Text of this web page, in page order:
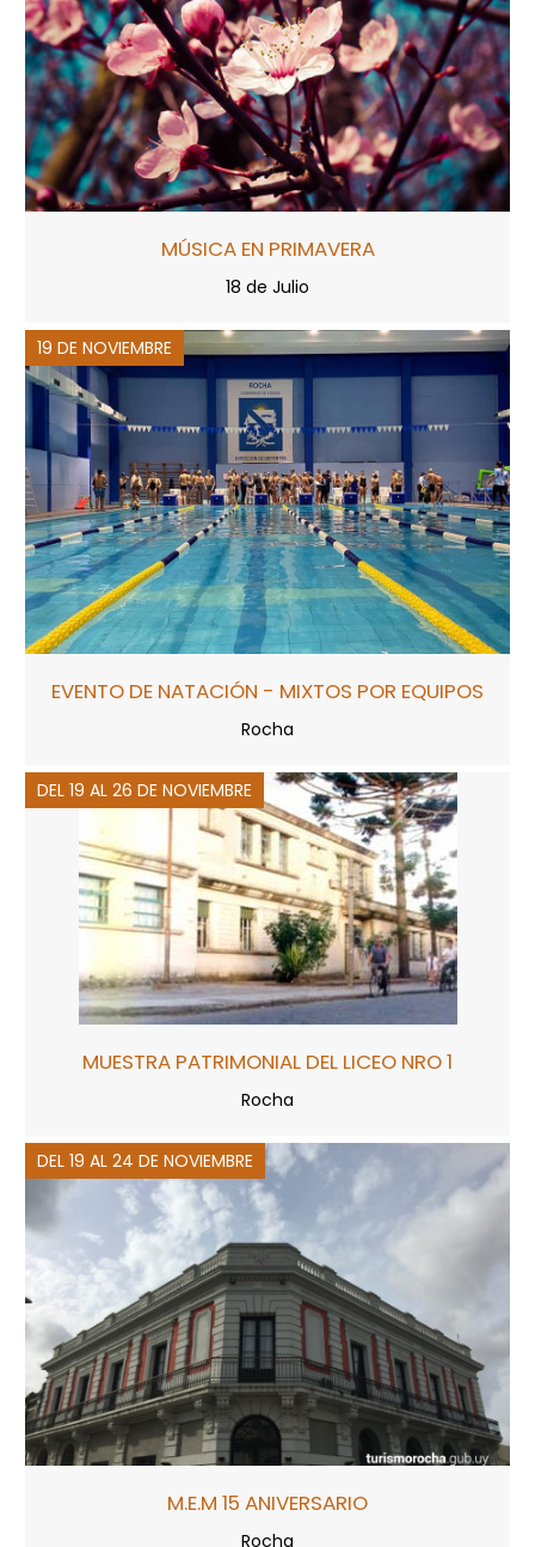
MÚSICA EN PRIMAVERA
18 de Julio
19 DE NOVIEMBRE
EVENTO DE NATACIÓN - MIXTOS POR EQUIPOS
Rocha
DEL 19 AL 26 DE NOVIEMBRE
MUESTRA PATRIMONIAL DEL LICEO NRO 1
Rocha
DEL 19 AL 24 DE NOVIEMBRE
M.E.M 15 ANIVERSARIO
Rocha